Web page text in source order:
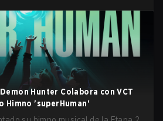
Hunter Colabora con VCT
Himno 'superHuman'